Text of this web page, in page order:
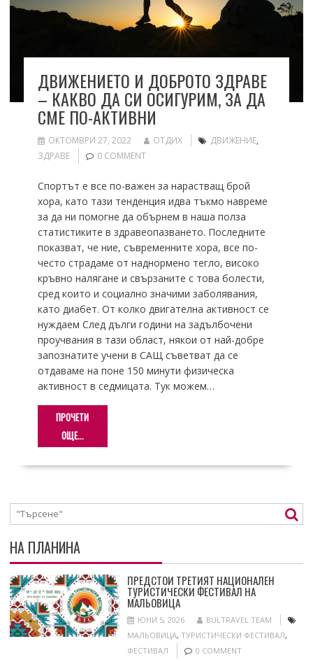
ДВИЖЕНИЕТО И ДОБРОТО ЗДРАВЕ
– КАКВО ДА СИ ОСИГУРИМ, ЗА ДА
СМЕ ПО-АКТИВНИ
ОКТОМВРИ 27, 2022 ОТДИХ ДВИЖЕНИЕ,
ЗДРАВЕ
0 COMMENT
Спортът е все по-важен за нарастващ брой
хора, като тази тенденция идва тъкмо навреме
за да ни помогне да обърнем в наша полза
статистиките в здравеопазването. Последните
показват, че ние, съвременните хора, все по-
често страдаме от наднормено тегло, високо
кръвно налягане и свързаните с това болести,
сред които и социално значими заболявания,
като диабет. От колко двигателна активност се
нуждаем След дълги години на задълбочени
проучвания в тази област, някои от най-добре
запознатите учени в САЩ съветват да се
отдаваме на поне 150 минути физическа
активност в седмицата. Тук можем…
ПРОЧЕТИ
ОЩЕ...
НА ПЛАНИНА
ПРЕДСТОИ ТРЕТИЯТ НАЦИОНАЛЕН
ТУРИСТИЧЕСКИ ФЕСТИВАЛ НА
МАЛЬОВИЦА
ЮНИ 5, 2026
BULTRAVEL TEAM
МАЛЬОВИЦА, ТУРИСТИЧЕСКИ ФЕСТИВАЛ,
ФЕСТИВАЛ
0 COMMENT